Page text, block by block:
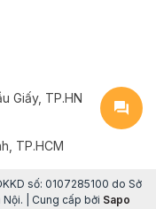
Giấy, TP.HN
TP.HCM
số: 0107285100 do Sở
| Cung cấp bởi Sapo